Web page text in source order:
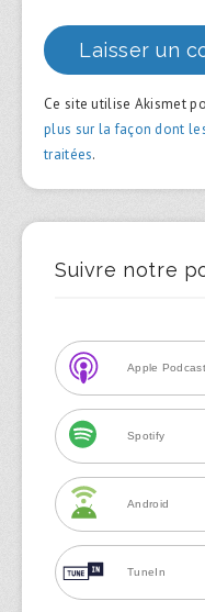
Ce site utilise Akismet
plus sur la façon dont
traitées.
Suivre notre
Apple
Spotify
Android
TuneIn